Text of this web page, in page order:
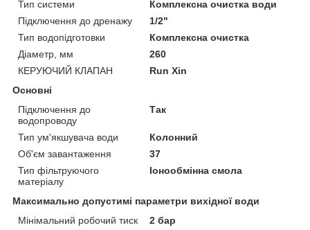
Тип системи
Комплексна очистка води
Підключення до дренажу
1/2"
Тип водопідготовки
Комплексна очистка
Діаметр, мм
260
КЕРУЮЧИЙ КЛАПАН
Run Xin
Основні
Підключення до
водопроводу
Так
Тип ум'якшувача води
Колонний
Об'єм завантаження
37
Тип фільтруючого
матеріалу
Іонообмінна смола
Максимально допустимі параметри вихідної води
Мінімальний робочий тиск
2 бар